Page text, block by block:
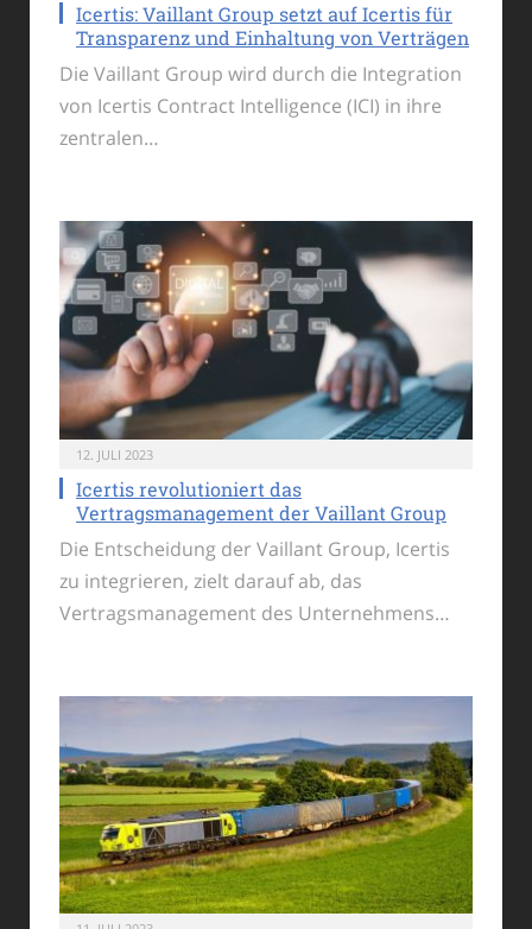
Icertis: Vaillant Group setzt auf Icertis für
Transparenz und Einhaltung von Verträgen
Die Vaillant Group wird durch die Integration
von Icertis Contract Intelligence (ICI) in ihre
zentralen…
12. JULI 2023
Icertis revolutioniert das
Vertragsmanagement der Vaillant Group
Die Entscheidung der Vaillant Group, Icertis
zu integrieren, zielt darauf ab, das
Vertragsmanagement des Unternehmens…